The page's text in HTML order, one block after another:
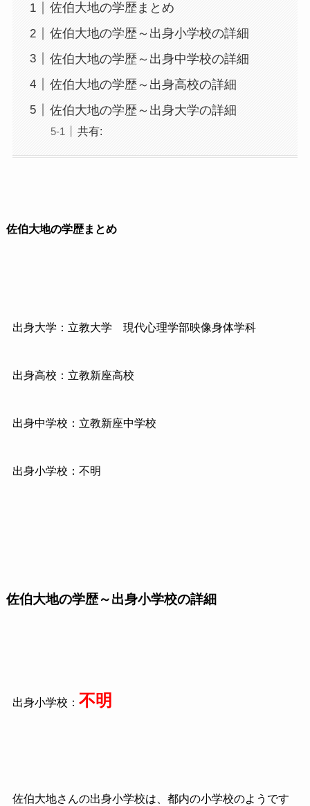
佐伯大地の学歴まとめ
佐伯大地の学歴～出身小学校の詳細
佐伯大地の学歴～出身中学校の詳細
佐伯大地の学歴～出身高校の詳細
佐伯大地の学歴～出身大学の詳細
共有:
佐伯大地の学歴まとめ
出身大学：立教大学 現代心理学部映像身体学科
出身高校：立教新座高校
出身中学校：立教新座中学校
出身小学校：不明
佐伯大地の学歴～出身小学校の詳細
出身小学校： 不明
佐伯大地さんの出身小学校は、都内の小学校のようです